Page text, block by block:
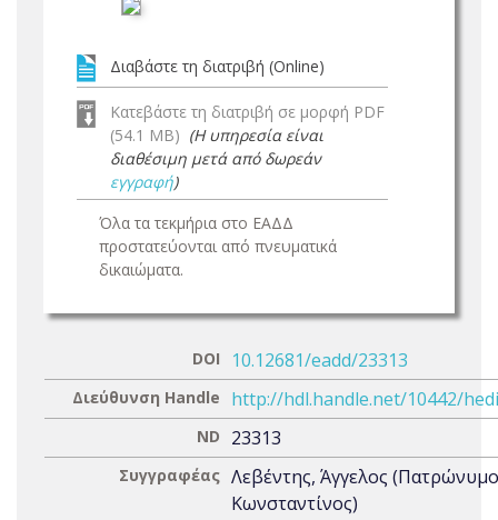
Διαβάστε τη διατριβή (Online)
Κατεβάστε τη διατριβή σε μορφή PDF
(54.1 MB) (Η υπηρεσία είναι
διαθέσιμη μετά από δωρεάν
εγγραφή)
Όλα τα τεκμήρια στο ΕΑΔΔ
προστατεύονται από πνευματικά
δικαιώματα.
DOI 10.12681/eadd/23313
Διεύθυνση Handle http://hdl.handle.net/10442/
ND 23313
Συγγραφέας Λεβέντης, Άγγελος
Κωνσταντίνος)